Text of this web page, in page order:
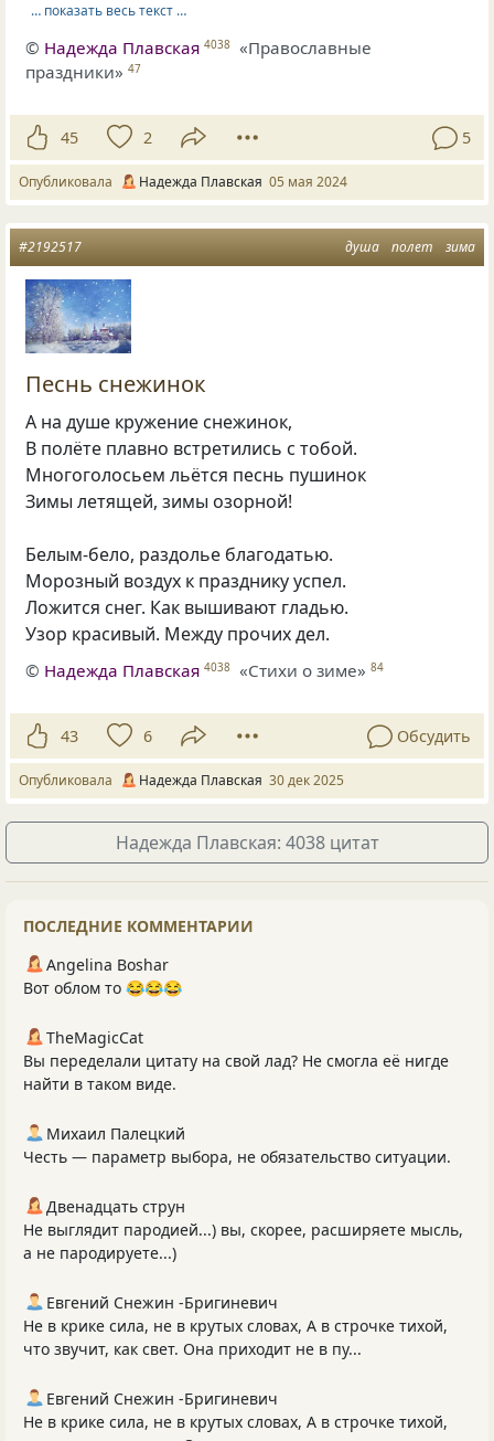
… показать весь текст …
© Надежда Плавская 4038
«Православные
праздники» 47
45 2 5
Опубликовала Надежда Плавская 05 мая 2024
душа полет зима
#2192517
Песнь снежинок
А на душе кружение снежинок,
В полёте плавно встретились с тобой.
Многоголосьем льётся песнь пушинок
Зимы летящей, зимы озорной!
Белым-бело, раздолье благодатью.
Морозный воздух к празднику успел.
Ложится снег. Как вышивают гладью.
Узор красивый. Между прочих дел.
© Надежда Плавская 4038 «Стихи о зиме» 84
43 6 Обсудить
Опубликовала Надежда Плавская 30 дек 2025
Надежда Плавская: 4038 цитат
ПОСЛЕДНИЕ КОММЕНТАРИИ
Angelina Boshar
Вот облом то 😂😂😂
TheMagicCat
Вы переделали цитату на свой лад? Не смогла её нигде
найти в таком виде.
Михаил Палецкий
Честь — параметр выбора, не обязательство ситуации.
Двенадцать струн
Не выглядит пародией...) вы, скорее, расширяете мысль,
а не пародируете...)
Евгений Снежин -Бригиневич
Не в крике сила, не в крутых словах, А в строчке тихой,
что звучит, как свет. Она приходит не в пу...
Евгений Снежин -Бригиневич
Не в крике сила, не в крутых словах, А в строчке тихой,